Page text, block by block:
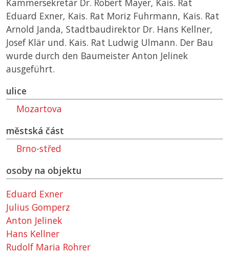
Kammersekretär Dr. Robert Mayer, Kais. Rat
Eduard Exner, Kais. Rat Moriz Fuhrmann, Kais. Rat
Arnold Janda, Stadtbaudirektor Dr. Hans Kellner,
Josef Klär und. Kais. Rat Ludwig Ulmann. Der Bau
wurde durch den Baumeister Anton Jelinek
ausgeführt.
ulice
Mozartova
městská část
Brno-střed
osoby na objektu
Eduard Exner
Julius Gomperz
Anton Jelinek
Hans Kellner
Rudolf Maria Rohrer